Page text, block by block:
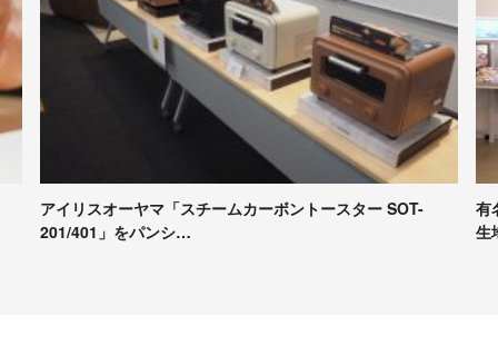
有名パンシェルジュたちが本音で評価！Pascoの冷凍パン
生地試食＆座談会レポート
【
コ